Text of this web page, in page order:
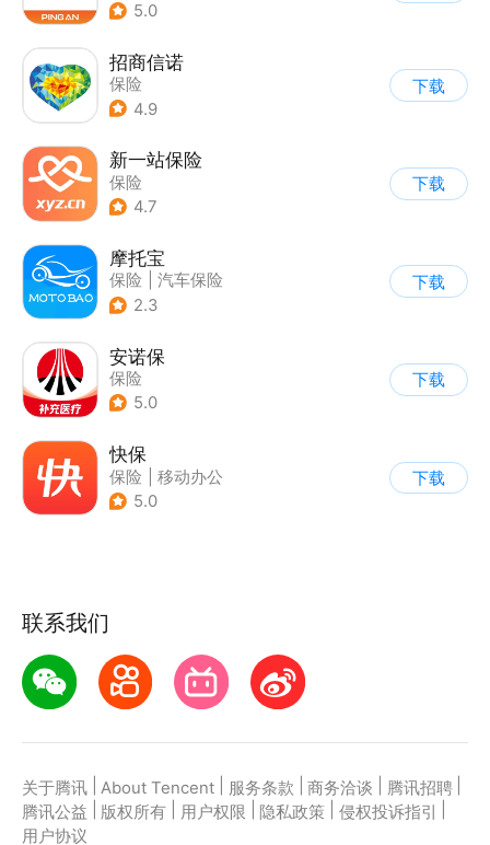
5.0
招商信诺
保险
4.9
下载
新一站保险
保险
4.7
下载
摩托宝
保险
汽车保险
2.3
下载
安诺保
保险
5.0
下载
快保
保险
移动办公
5.0
下载
联系我们
关于腾讯 About Tencent 服务条款 商务洽谈 腾讯招聘
腾讯公益
版权所有 用户权限 隐私政策 侵权投诉指引
用户协议